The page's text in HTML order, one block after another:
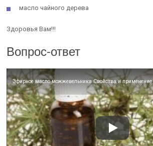
масло чайного дерева
Здоровья Вам!!!
Вопрос-ответ
Эфирное масло можжевельника Свойства и применение